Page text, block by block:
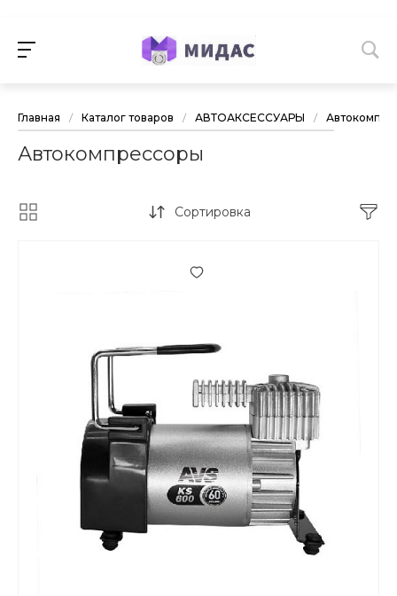
Главная / Каталог товаров / АВТОАКСЕССУАРЫ /
Автокомпрессоры
Сортировка